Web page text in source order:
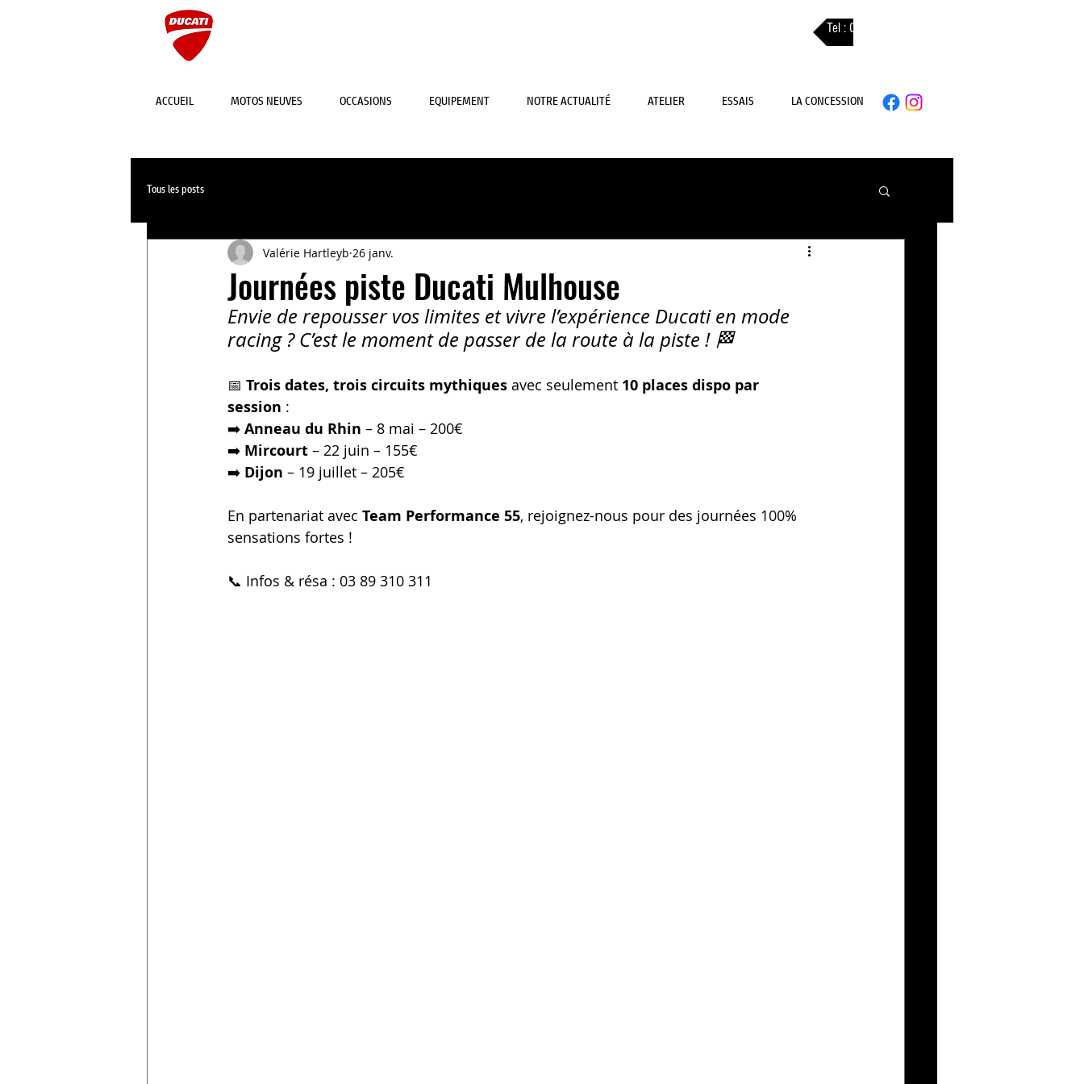
Tel : 03 89 310 311
ACCUEIL MOTOS NEUVES OCCASIONS EQUIPEMENT NOTRE ACTUALITÉ ATELIER ESSAIS LA CONCESSION
Tous les posts
Journées piste Ducati Mulhouse
Valérie Hartleyb 26 janv.
Envie de repousser vos limites et vivre l’expérience Ducati en mode
racing ? C’est le moment de passer de la route à la piste ! 🏁
📅 Trois dates, trois circuits mythiques avec seulement 10 places dispo par
session :
➡️ Anneau du Rhin – 8 mai – 200€
➡️ Mircourt – 22 juin – 155€
➡️ Dijon – 19 juillet – 205€
En partenariat avec Team Performance 55, rejoignez-nous pour des journées 100%
sensations fortes !
📞 Infos & résa : 03 89 310 311